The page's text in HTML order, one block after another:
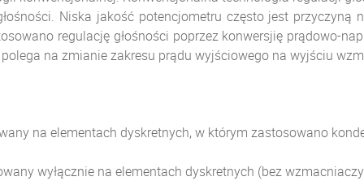
Niska jakość potencjometru często jest
regulację głośności poprzez konwersjię prądowo-
na zmianie zakresu prądu wyjściowego na wyjściu
na elementach dyskretnych, w którym zastosowano
wyłącznie na elementach dyskretnych (bez